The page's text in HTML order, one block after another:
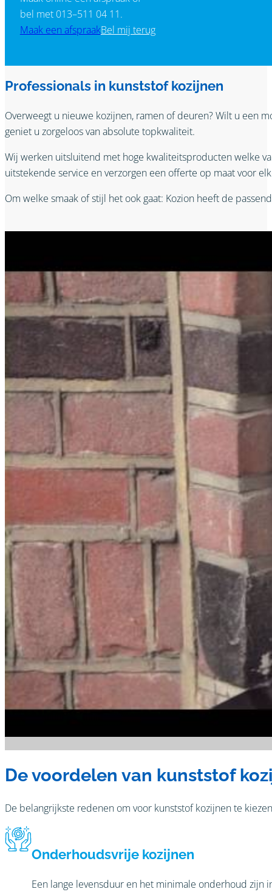
bel met 013–511 04 11.
Maak een afspraakBel mij terug
Professionals in kunststof kozijnen
Overweegt u nieuwe kozijnen, ramen of deuren? Wilt u een
geniet u zorgeloos van absolute topkwaliteit.
Wij werken uitsluitend met hoge kwaliteitsproducten welke
uitstekende service en verzorgen een offerte op maat voor
Om welke smaak of stijl het ook gaat: Kozion heeft de
De voordelen van kunststof
De belangrijkste redenen om voor kunststof kozijnen te kiezen
Onderhoudsvrije kozijnen
Een lange levensduur en het minimale onderhoud zijn